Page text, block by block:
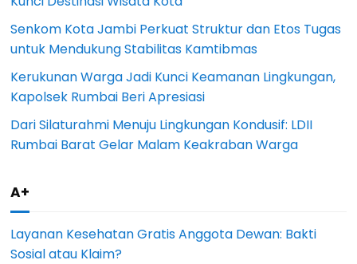
Senkom Kota Jambi Perkuat Struktur dan Etos Tugas
untuk Mendukung Stabilitas Kamtibmas
Kerukunan Warga Jadi Kunci Keamanan Lingkungan,
Kapolsek Rumbai Beri Apresiasi
Dari Silaturahmi Menuju Lingkungan Kondusif: LDII
Rumbai Barat Gelar Malam Keakraban Warga
A+
Layanan Kesehatan Gratis Anggota Dewan: Bakti
Sosial atau Klaim?